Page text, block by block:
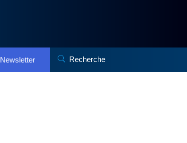
Newsletter Recherche